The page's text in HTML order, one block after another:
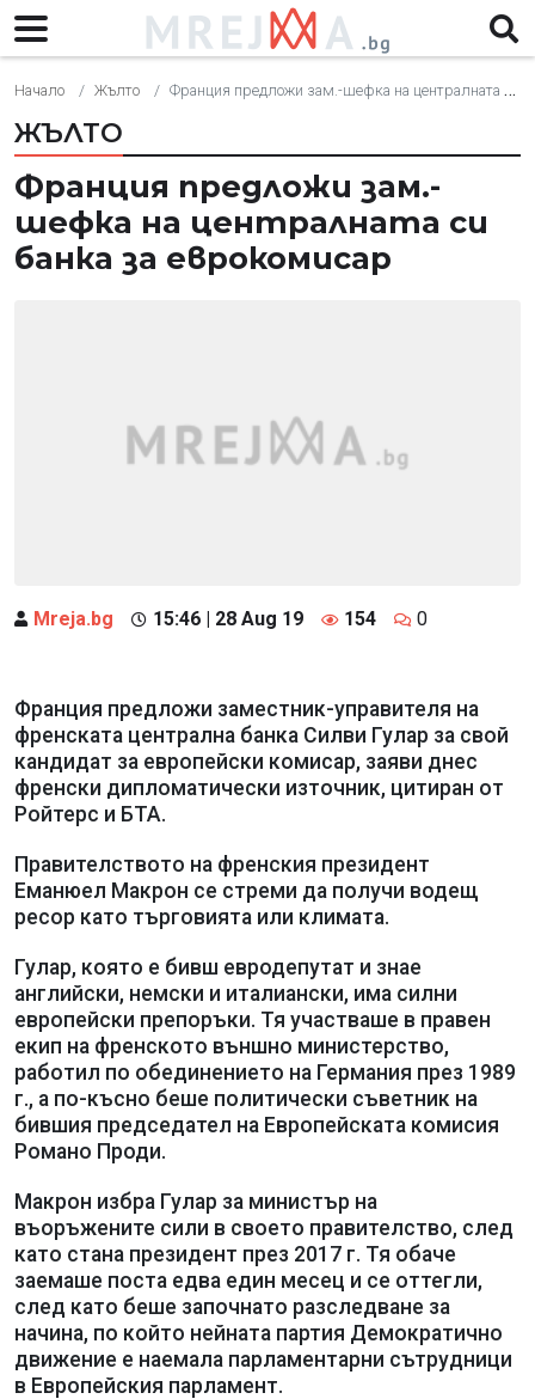
Начало Жълто Франция предложи зам.-шефка на централната си банка за еврокомисар
ЖЪЛТО
Франция предложи зам.-
шефка на централната си
банка за еврокомисар
Mreja.bg 15:46 | 28 Aug 19 154 0
Франция предложи заместник-управителя на
френската централна банка Силви Гулар за свой
кандидат за европейски комисар, заяви днес
френски дипломатически източник, цитиран от
Ройтерс и БТА.
Правителството на френския президент
Еманюел Макрон се стреми да получи водещ
ресор като търговията или климата.
Гулар, която е бивш евродепутат и знае
английски, немски и италиански, има силни
европейски препоръки. Тя участваше в правен
екип на френското външно министерство,
работил по обединението на Германия през 1989
г., а по-късно беше политически съветник на
бившия председател на Европейската комисия
Романо Проди.
Макрон избра Гулар за министър на
въоръжените сили в своето правителство, след
като стана президент през 2017 г. Тя обаче
заемаше поста едва един месец и се оттегли,
след като беше започнато разследване за
начина, по който нейната партия Демократично
движение е наемала парламентарни сътрудници
в Европейския парламент.